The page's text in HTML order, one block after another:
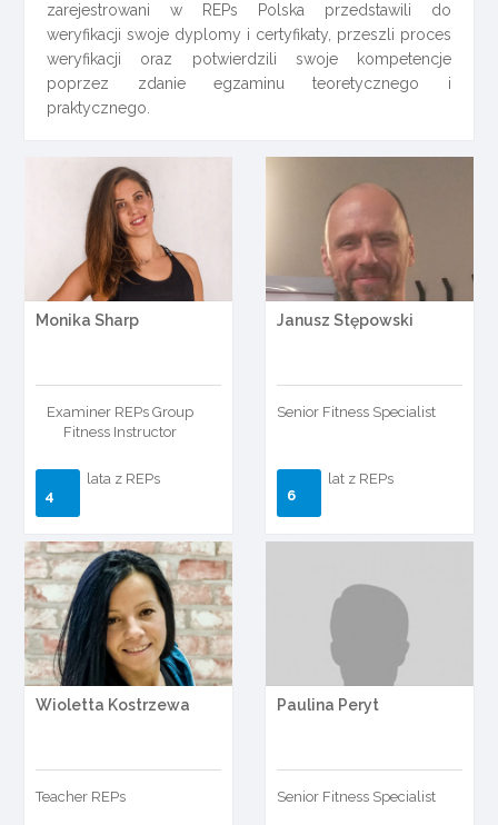
zarejestrowani w REPs Polska przedstawili do
weryfikacji swoje dyplomy i certyfikaty, przeszli proces
weryfikacji oraz potwierdzili swoje kompetencje
poprzez zdanie egzaminu teoretycznego i
praktycznego.
Monika Sharp
Examiner REPs Group
Fitness Instructor
4
lata z REPs
Janusz Stępowski
Senior Fitness Specialist
6
lat z REPs
Wioletta Kostrzewa
Teacher REPs
Paulina Peryt
Senior Fitness Specialist